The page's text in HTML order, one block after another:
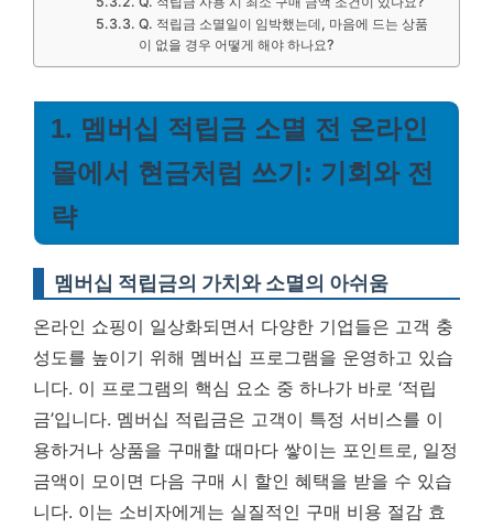
Q. 적립금 소멸일이 임박했는데, 마음에 드는 상품
이 없을 경우 어떻게 해야 하나요?
1. 멤버십 적립금 소멸 전 온라인
몰에서 현금처럼 쓰기: 기회와 전
략
멤버십 적립금의 가치와 소멸의 아쉬움
온라인 쇼핑이 일상화되면서 다양한 기업들은 고객 충
성도를 높이기 위해 멤버십 프로그램을 운영하고 있습
니다. 이 프로그램의 핵심 요소 중 하나가 바로 ‘적립
금’입니다. 멤버십 적립금은 고객이 특정 서비스를 이
용하거나 상품을 구매할 때마다 쌓이는 포인트로, 일정
금액이 모이면 다음 구매 시 할인 혜택을 받을 수 있습
니다. 이는 소비자에게는 실질적인 구매 비용 절감 효